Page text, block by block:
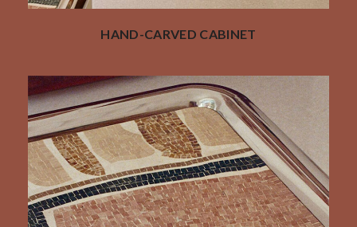
HAND-CARVED CABINET